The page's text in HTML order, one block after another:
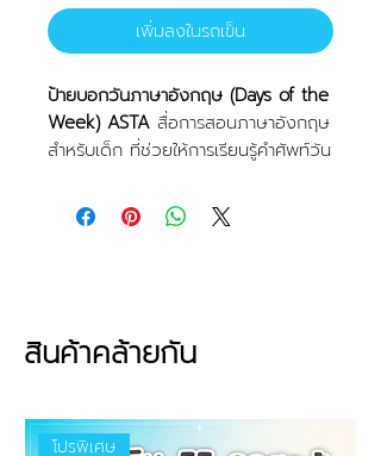
เพิ่มลงในรถเข็น
ป้ายบอกวันภาษาอังกฤษ (Days of the
Week) ASTA สื่อการสอนภาษาอังกฤษ
สำหรับเด็ก ที่ช่วยให้การเรียนรู้คำศัพท์วัน
เรียนรู้คำศัพท์ Monday–Sunday
พร้อมฝึกการอ่าน การสะกดคำ และการ
ประโยชน์จากการเล่น
📅 เรียนรู้คำศัพท์วันในสัปดาห์
🔤 ฝึกการอ่าน การสะกดคำ และการออก
สินค้าคล้ายกัน
โปรพิเศษ